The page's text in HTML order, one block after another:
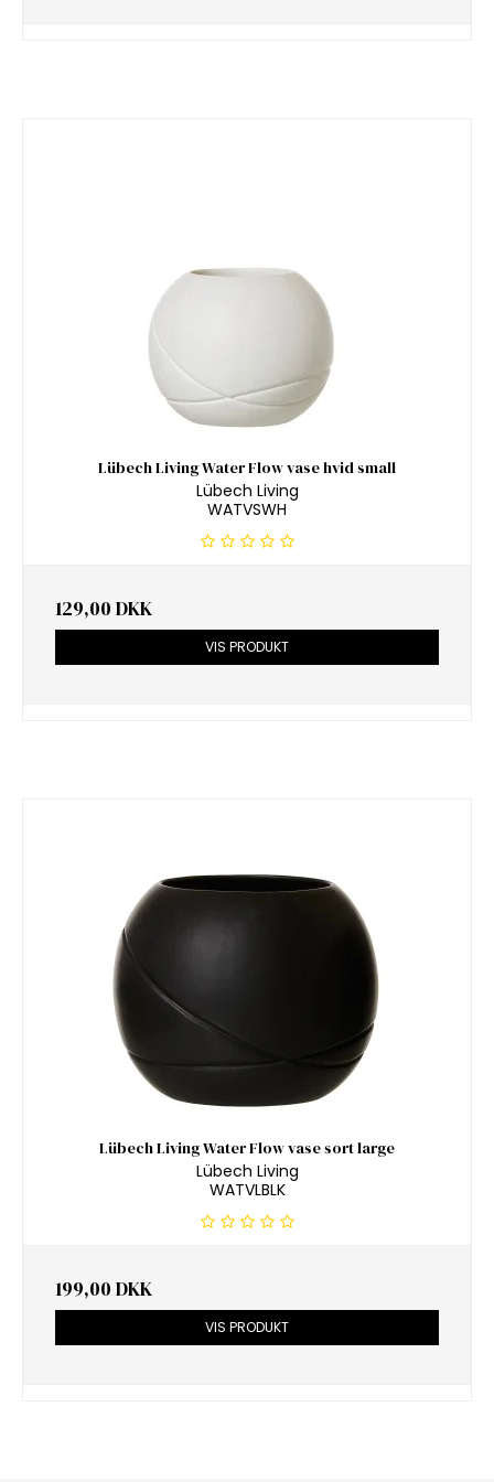
Lübech Living Water Flow vase hvid small
Lübech Living
WATVSWH
129,00 DKK
VIS PRODUKT
Lübech Living Water Flow vase sort large
Lübech Living
WATVLBLK
199,00 DKK
VIS PRODUKT